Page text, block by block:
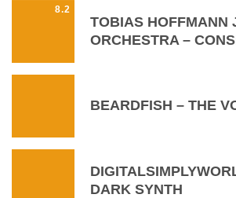
8.2
TOBIAS HOFFMANN
ORCHESTRA –
BEARDFISH – THE
DARK SYNTH